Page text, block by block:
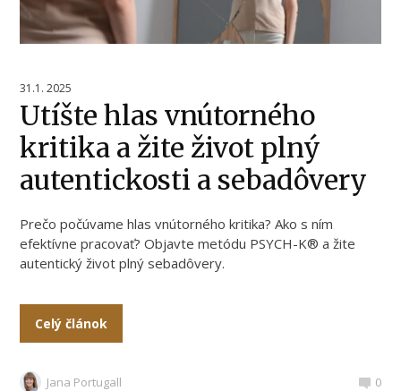
31.1. 2025
Utíšte hlas vnútorného
kritika a žite život plný
autentickosti a sebadôvery
Prečo počúvame hlas vnútorného kritika? Ako s ním
efektívne pracovať? Objavte metódu PSYCH-K® a žite
autentický život plný sebadôvery.
Celý článok
Jana Portugall 0